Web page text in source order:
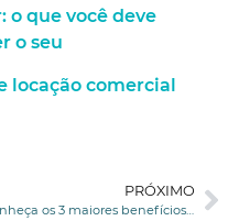
o que você deve
o seu
locação comercial
PRÓXIMO
Conheça os 3 maiores benefícios de uma consultoria imobiliária comercial